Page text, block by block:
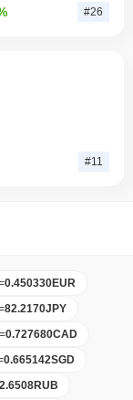
#26
#11
0.450330EUR
82.2170JPY
=0.727680CAD
0.665142SGD
RUB